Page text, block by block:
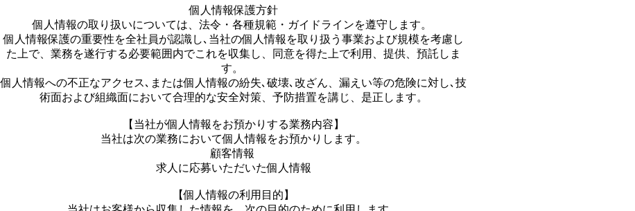
個人情報保護方針
個人情報の取り扱いについては、法令・各種規範・ガイドラインを遵守します。
個人情報保護の重要性を全社員が認識し､当社の個人情報を取り扱う事業および規模を考慮し
た上で、業務を遂行する必要範囲内でこれを収集し、同意を得た上で利用、提供、預託しま
す。
個人情報への不正なアクセス､または個人情報の紛失､破壊､改ざん、漏えい等の危険に対し､技
術面および組織面において合理的な安全対策、予防措置を講じ、是正します。
【当社が個人情報をお預かりする業務内容】
当社は次の業務において個人情報をお預かりします。
顧客情報
求人に応募いただいた個人情報
【個人情報の利用目的】